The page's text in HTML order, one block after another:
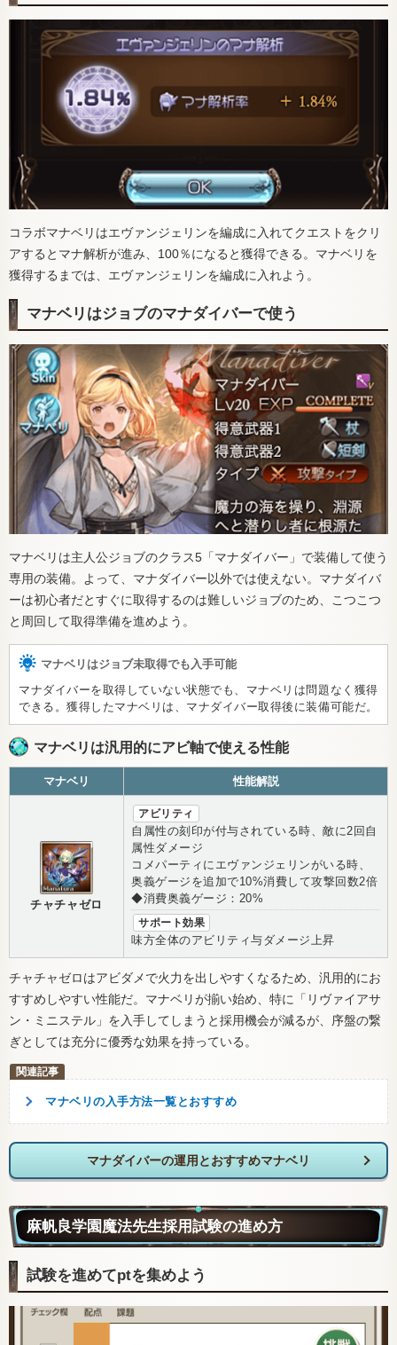
コラボマナベリはエヴァンジェリンを編成に入れてクエストをクリ
アするとマナ解析が進み、100％になると獲得できる。マナベリを
獲得するまでは、エヴァンジェリンを編成に入れよう。
マナベリはジョブのマナダイバーで使う
マナベリは主人公ジョブのクラス5「マナダイバー」で装備して使う
専用の装備。よって、マナダイバー以外では使えない。マナダイバ
ーは初心者だとすぐに取得するのは難しいジョブのため、こつこつ
と周回して取得準備を進めよう。
マナベリはジョブ未取得でも入手可能
マナダイバーを取得していない状態でも、マナベリは問題なく獲得
できる。獲得したマナベリは、マナダイバー取得後に装備可能だ。
マナベリは汎用的にアビ軸で使える性能
マナベリ 性能解説
チャチャゼロ
アビリティ
自属性の刻印が付与されている時、敵に2回自
属性ダメージ
コメパーティにエヴァンジェリンがいる時、
奥義ゲージを追加で10%消費して攻撃回数2倍
◆消費奥義ゲージ：20%
サポート効果
味方全体のアビリティ与ダメージ上昇
チャチャゼロはアビダメで火力を出しやすくなるため、汎用的にお
すすめしやすい性能だ。マナベリが揃い始め、特に「リヴァイアサ
ン・ミニステル」を入手してしまうと採用機会が減るが、序盤の繋
ぎとしては充分に優秀な効果を持っている。
マナベリの入手方法一覧とおすすめ
マナダイバーの運用とおすすめマナベリ
麻帆良学園魔法先生採用試験の進め方
試験を進めてptを集めよう